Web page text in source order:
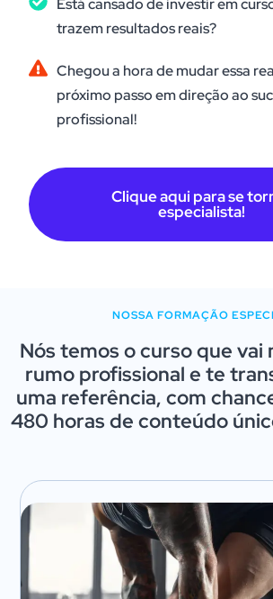
Está cansado de investir em
trazem resultados reais?
Chegou a hora de mudar essa
próximo passo em direção ao
profissional!
Clique aqui para se
especialista!
NOSSA FORMAÇÃO
Nós temos o curso que vai
rumo profissional e te
uma referência, com
480 horas de conteúdo